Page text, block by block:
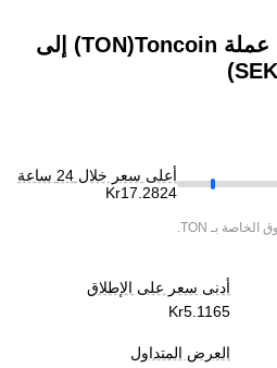
إحصائيات سعر تحويل عملة ‏Toncoin(‏TON) إلى
أعلى سعر خلال 24 ساعة
الخاصة بـ TON
.
أدنى سعر على الإطلاق
العرض المتداول